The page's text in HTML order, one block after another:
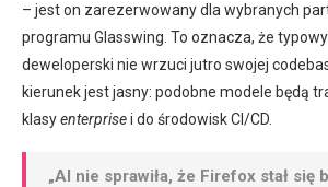
– jest on zarezerwowany dla wybranych
programu Glasswing. To oznacza, że
deweloperski nie wrzuci jutro swojej
kierunek jest jasny: podobne modele będą
klasyenterprisei do środowisk CI/CD.
„AI nie sprawiła, że Firefox stał się